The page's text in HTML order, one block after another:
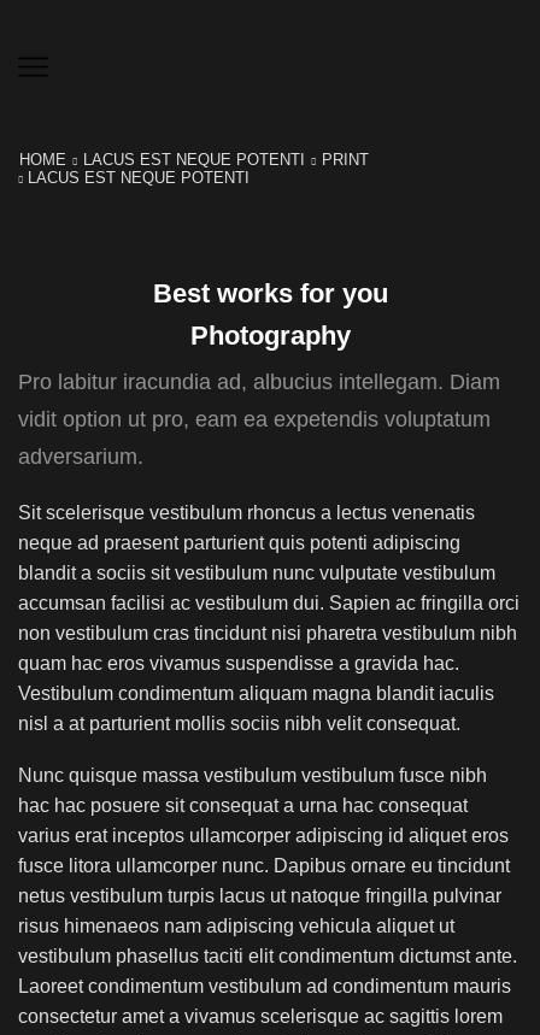
HOME LACUS EST NEQUE POTENTI
PRINT
LACUS EST NEQUE POTENTI
Best works for you
Photography
Pro labitur iracundia ad, albucius intellegam. Diam
vidit option ut pro, eam ea expetendis voluptatum
adversarium.
Sit scelerisque vestibulum rhoncus a lectus venenatis
neque ad praesent parturient quis potenti adipiscing
blandit a sociis sit vestibulum nunc vulputate vestibulum
accumsan facilisi ac vestibulum dui. Sapien ac fringilla orci
non vestibulum cras tincidunt nisi pharetra vestibulum nibh
quam hac eros vivamus suspendisse a gravida hac.
Vestibulum condimentum aliquam magna blandit iaculis
nisl a at parturient mollis sociis nibh velit consequat.
Nunc quisque massa vestibulum vestibulum fusce nibh
hac hac posuere sit consequat a urna hac consequat
varius erat inceptos ullamcorper adipiscing id aliquet eros
fusce litora ullamcorper nunc. Dapibus ornare eu tincidunt
netus vestibulum turpis lacus ut natoque fringilla pulvinar
risus himenaeos nam adipiscing vehicula aliquet ut
vestibulum phasellus taciti elit condimentum dictumst ante.
Laoreet condimentum vestibulum ad condimentum mauris
consectetur amet a vivamus scelerisque ac sagittis lorem